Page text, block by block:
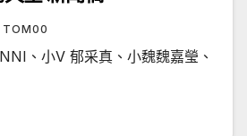
TOM00
、小V 郁采真、小魏魏嘉瑩、